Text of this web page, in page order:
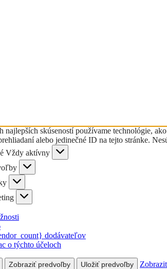
najlepších skúseností používame technológie,
alebo jedinečné ID na tejto stránke.
Vždy aktívny
dodávateľov
o týchto účeloch
Zobraziť predvoľby Uložiť predvoľby